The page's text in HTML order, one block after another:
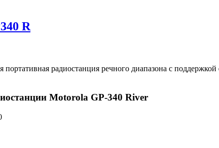
R
портативная радиостанция речного диапазона с
Motorola GP-340 River